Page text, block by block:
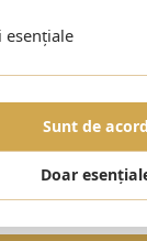
sau
esențiale
Doar
Sunt de acord